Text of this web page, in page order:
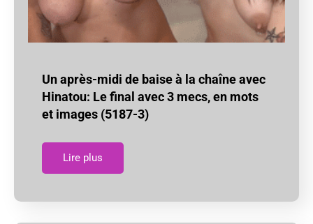
Un après-midi de baise à la chaîne avec
Hinatou: Le final avec 3 mecs, en mots
et images (5187-3)
Lire plus